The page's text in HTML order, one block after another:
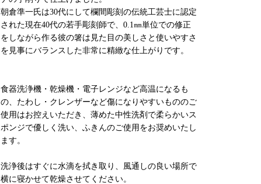
朝倉準一氏は30代にして欄間彫刻の伝統工芸士に認定
された現在40代の若手彫刻師で、0.1㎜単位での修正
をしながら作る彼の箸は見た目の美しさと使いやすさ
を見事にバランスした非常に精緻な仕上がりです。
食器洗浄機・乾燥機・電子レンジなど高温になるも
の、たわし・クレンザーなど傷になりやすいもののご
使用はお控えいただき、薄めた中性洗剤で柔らかいス
ポンジで優しく洗い、ふきんのご使用をお奨めいたし
ます。
洗浄後はすぐに水滴を拭き取り、風通しの良い場所で
横に寝かせて乾燥させてください。